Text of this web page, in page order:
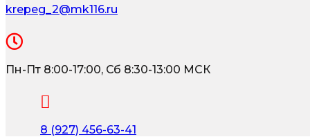
krepeg_2@mk116.ru
Пн-Пт 8:00-17:00, Сб 8:30-13:00 МСК
8 (927) 456-63-41